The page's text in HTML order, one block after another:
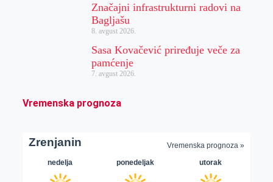
Značajni infrastrukturni radovi na
Bagljašu
8. avgust 2026.
Sasa Kovačević priređuje veče za
pamćenje
7. avgust 2026.
Vremenska prognoza